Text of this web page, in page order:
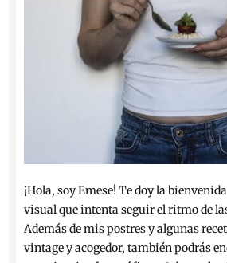
¡Hola, soy Emese! Te doy la
visual que intenta seguir el ritmo de
Además de mis postres y algunas
vintage y acogedor, también podrás